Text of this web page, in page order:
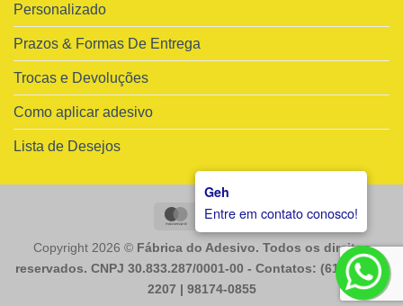
Geh
Entre em contato conosco!
Personalizado
Prazos & Formas De Entrega
Trocas e Devoluções
Como aplicar adesivo
Lista de Desejos
MasterCardVisa
Copyright 2026 © Fábrica do Adesivo. Todos os direitos
reservados. CNPJ 30.833.287/0001-00 - Contatos: (61) 98225-
2207 | 98174-0855